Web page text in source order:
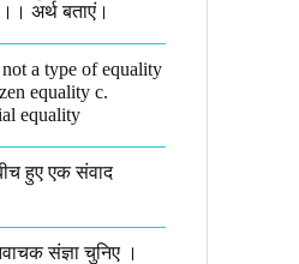
अर्थ बताएं।
a type of equality
equality c.
equality​
हुए एक संवाद
संज्ञा चुनिए ।